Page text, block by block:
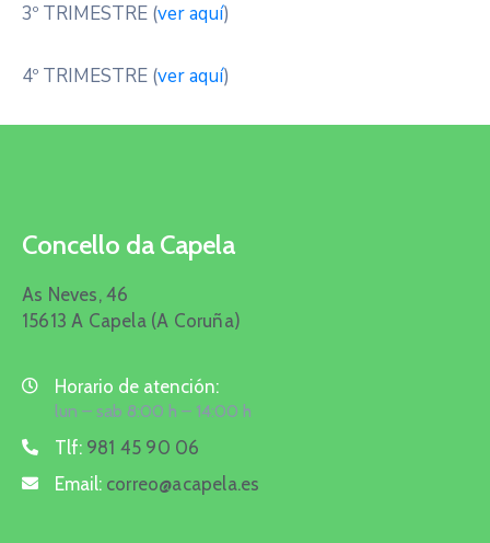
3º TRIMESTRE (ver aquí)
4º TRIMESTRE (ver aquí)
Concello da Capela
As Neves, 46
15613 A Capela (A Coruña)
Horario de atención:
lun – sab 8:00 h – 14:00 h
Tlf: 981 45 90 06
Email: correo@acapela.es